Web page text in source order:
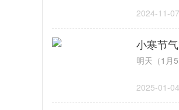
2024-11-07
小寒节
2025-01-04